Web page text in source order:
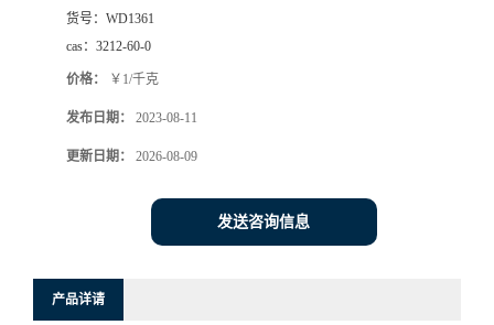
货号： WD1361
cas： 3212-60-0
价格： ￥1/千克
发布日期： 2023-08-11
更新日期： 2026-08-09
发送咨询信息
产品详请